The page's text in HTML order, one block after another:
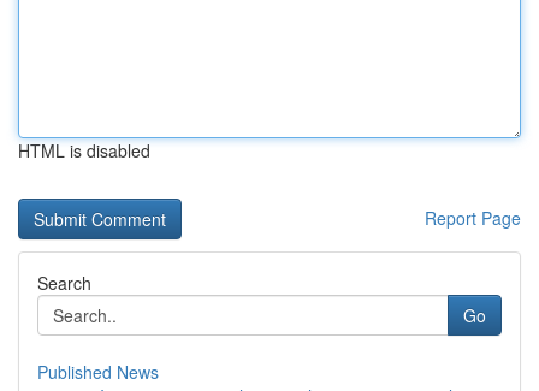
HTML is disabled
Report Page
Search
Go
Published News